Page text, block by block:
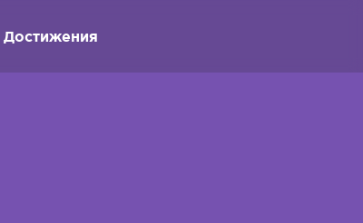
Достижения